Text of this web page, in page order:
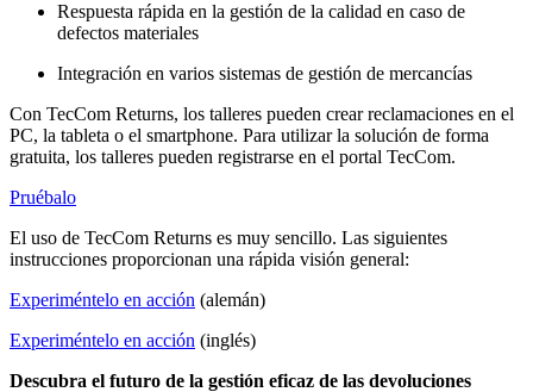
Respuesta rápida en la gestión de la calidad en caso de
defectos materiales
Integración en varios sistemas de gestión de mercancías
Con TecCom Returns, los talleres pueden crear reclamaciones en el
PC, la tableta o el smartphone. Para utilizar la solución de forma
gratuita, los talleres pueden registrarse en el portal TecCom.
Pruébalo
El uso de TecCom Returns es muy sencillo. Las siguientes
instrucciones proporcionan una rápida visión general:
Experiméntelo en acción (alemán)
Experiméntelo en acción (inglés)
Descubra el futuro de la gestión eficaz de las devoluciones